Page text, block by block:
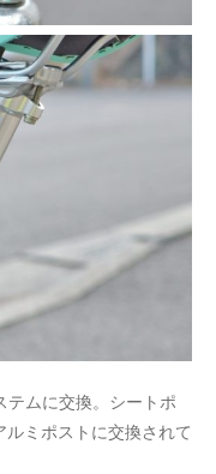
テムに交換。シートポ
ミポストに交換されて